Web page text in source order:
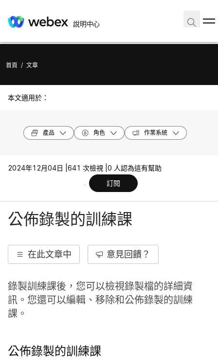
說明中心
首頁 / 文章
本文適用於：
產品 角色 作業系統
2024年12月04日 | 641 次檢視 | 0 人認為這有幫助
訂閱
公佈錄製的訓練課
在此文章中 意見回饋？
錄製訓練課後，您可以檢視錄製檔的詳細資
訊。您還可以編輯、移除和公佈錄製的訓練
課。
公佈錄製的訓練課